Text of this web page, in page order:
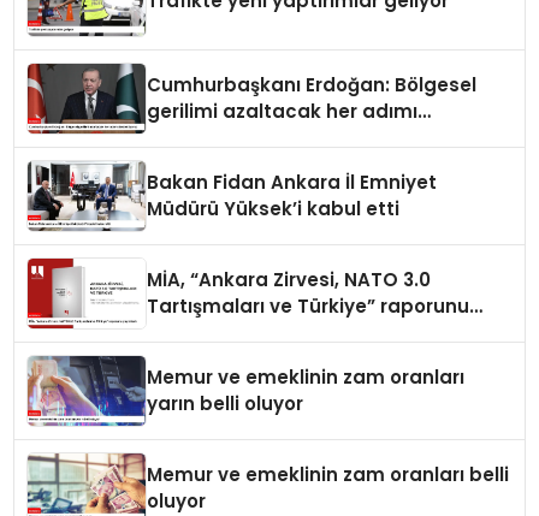
Cumhurbaşkanı Erdoğan: Bölgesel
gerilimi azaltacak her adımı
Bakan Fidan Ankara İl Emniyet
Müdürü Yüksek’i kabul etti
MİA, “Ankara Zirvesi, NATO 3.0
Tartışmaları ve Türkiye” raporunu
Memur ve emeklinin zam oranları
yarın belli oluyor
Memur ve emeklinin zam oranları belli
oluyor